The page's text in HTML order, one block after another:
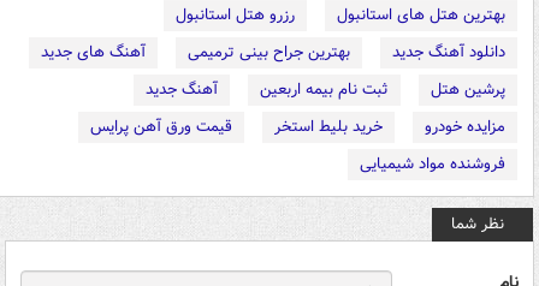
بهترین هتل های استانبول
رزرو هتل استانبول
دانلود آهنگ جدید
بهترین جراح بینی ترمیمی
آهنگ های جدید
پرشین هتل
ثبت نام بیمه اربعین
آهنگ جدید
مزایده خودرو
خرید بلیط استخر
قیمت ورق آهن پرایس
فروشنده مواد شیمیایی
نظر شما